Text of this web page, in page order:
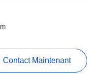
Contact Maintenant